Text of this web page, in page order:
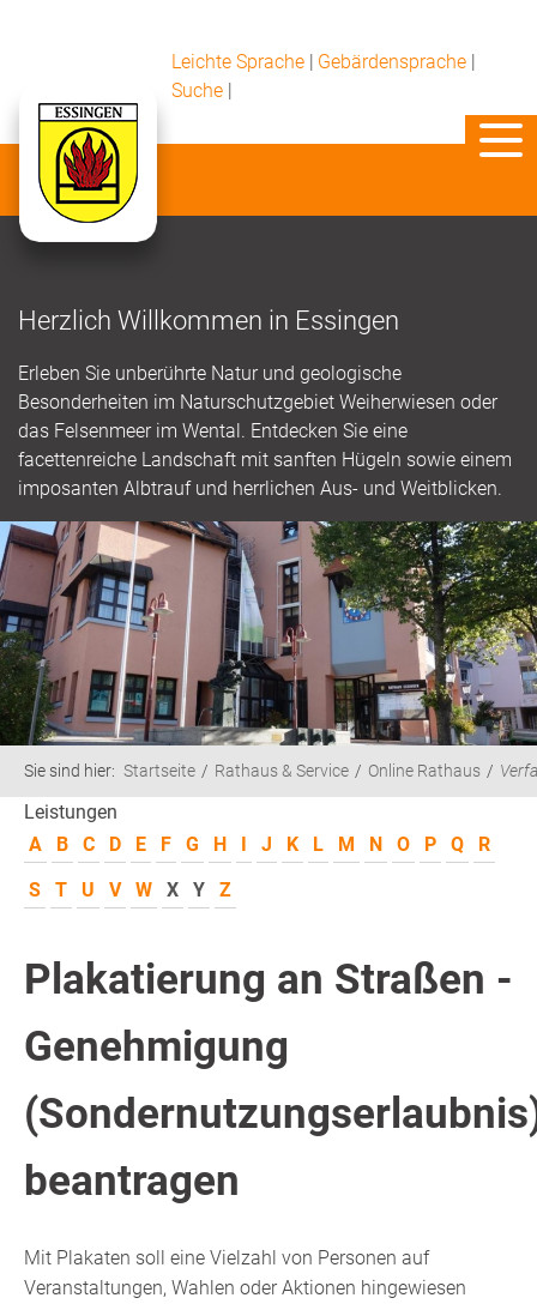
Leichte Sprache | Gebärdensprache |
Suche |
Herzlich Willkommen in Essingen
Erleben Sie unberührte Natur und geologische
Besonderheiten im Naturschutzgebiet Weiherwiesen oder
das Felsenmeer im Wental. Entdecken Sie eine
facettenreiche Landschaft mit sanften Hügeln sowie einem
imposanten Albtrauf und herrlichen Aus- und Weitblicken.
Sie sind hier: Startseite Rathaus & Service Online Rathaus
Leistungen
A
B C D E F G H I J K L M N O P Q
R
S
T U V W X Y Z
Plakatierung an Straßen -
Genehmigung
beantragen
Mit Plakaten soll eine Vielzahl von Personen auf
Veranstaltungen, Wahlen oder Aktionen hingewiesen